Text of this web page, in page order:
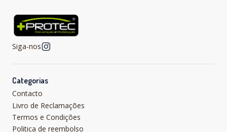
Siga-nos
Categorias
Contacto
Livro de Reclamações
Termos e Condições
Politica de reembolso